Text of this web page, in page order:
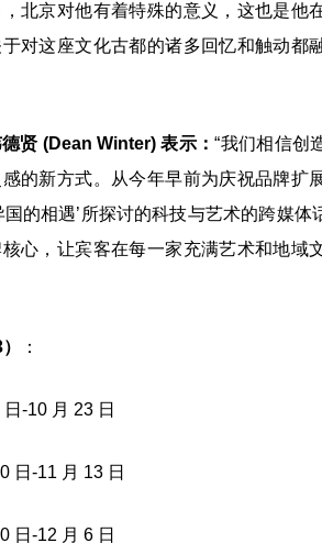
北京对他有着特殊的意义，这也是他
对这座文化古都的诸多回忆和触动都
贤 (Dean Winter)表示：“我们相信创
的新方式。从今年早前为庆祝品牌扩
国的相遇’所探讨的科技与艺术的跨媒
心，让宾客在每一家充满艺术和地域
） ：
-10 月 23 日
日-11 月 13 日
日-12 月 6 日